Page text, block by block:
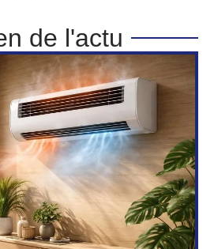
de l'actu